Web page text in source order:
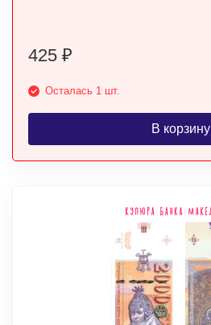
425 ₽
Осталась 1 шт.
В корзину